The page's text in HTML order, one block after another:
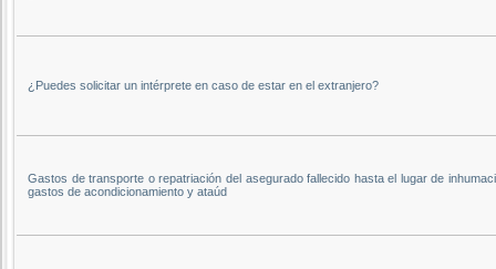
¿Puedes solicitar un intérprete en caso de estar en el extranjero?
Gastos de transporte o repatriación del asegurado fallecido hasta el lugar de
gastos de acondicionamiento y ataúd